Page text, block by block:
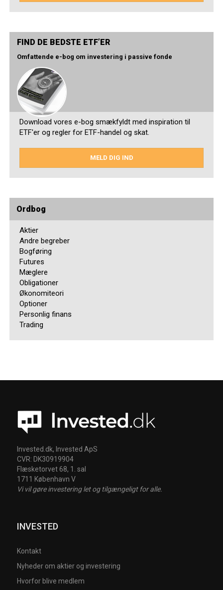
FIND DE BEDSTE ETF’ER
Omfattende e-bog om investering i passive fonde
Download vores e-bog smækfyldt med inspiration til
ETF'er og regler for ETF-handel og skat.
MELD DIG IND
Ordbog
Aktier
Andre begreber
Bogføring
Futures
Mæglere
Obligationer
Økonomiteori
Optioner
Personlig finans
Trading
Invested.dk, Invested ApS
CVR: DK30919904
Flæsketorvet 68, 1. sal
1711 København V
Vi vil gøre investering let og tilgængeligt for alle.
INVESTED
Kontakt
Nyheder om aktier og investering
Hvorfor blive medlem